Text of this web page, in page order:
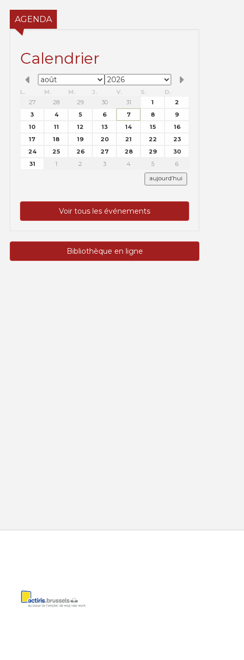
AGENDA
Calendrier
L. M. M. J. V. S.
D.
27
28 29 30 31 1
2
3
4 5 6 7 8
9
10
11 12 13 14 15
16
17
18 19 20 21 22
23
24
25 26 27 28 29
30
31
1 2 3 4 5 6
aujourd’hui
Voir tous les événements
Bibliothèque en ligne